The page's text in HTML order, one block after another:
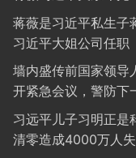
蒋薇是习近平私生子
习近平大姐公司任职
墙内盛传前国家领导
开紧急会议，警防下
习远平儿子习明正是
清零造成4000万人